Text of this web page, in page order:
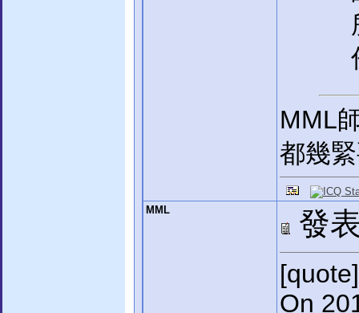
MML
都幾
MML 發
[quote]
On